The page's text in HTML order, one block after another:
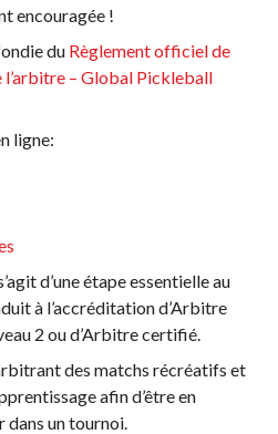
encouragée !
du Règlement officiel de
l’arbitre – Global Pickleball
ligne:
d’une étape essentielle au
à l’accréditation d’Arbitre
2 ou d’Arbitre certifié.
des matchs récréatifs et
afin d’être en
dans un tournoi.